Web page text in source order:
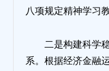
八项规定精神学习
二是构建科学
系。根据经济金融